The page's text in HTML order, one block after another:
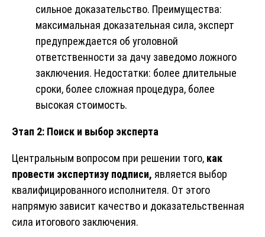
сильное доказательство. Преимущества:
максимальная доказательная сила, эксперт
предупреждается об уголовной
ответственности за дачу заведомо ложного
заключения. Недостатки: более длительные
сроки, более сложная процедура, более
высокая стоимость.
Этап 2: Поиск и выбор эксперта
Центральным вопросом при решении того, как
провести экспертизу подписи, является выбор
квалифицированного исполнителя. От этого
напрямую зависит качество и доказательственная
сила итогового заключения.